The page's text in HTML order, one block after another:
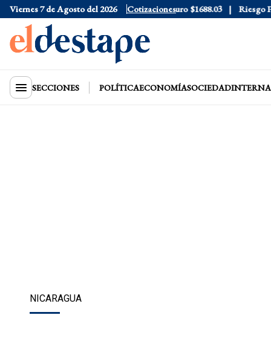
Viernes 7 de Agosto del 2026 Cotizaciones
Blue $1530 Dólar CCL $1577.3 Euro $1688.03 Riesgo País
SECCIONES POLÍTICAECONOMÍASOCIEDAD
NICARAGUA